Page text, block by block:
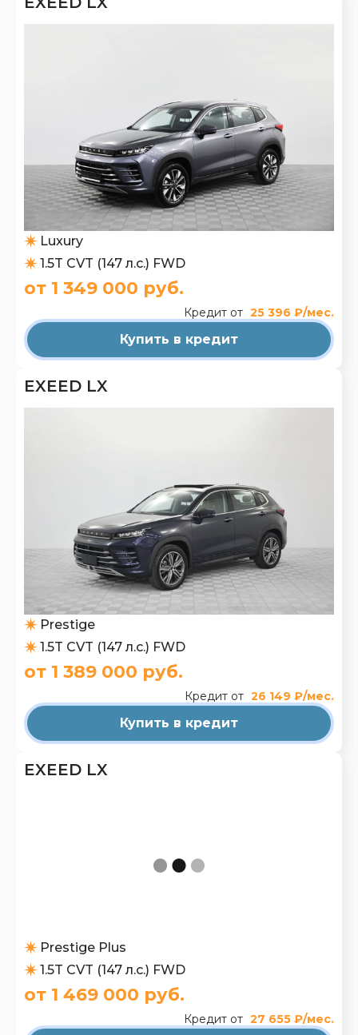
Luxury
1.5T CVT (147 л.с.) FWD
от 1 349 000 руб.
Кредит от 25 396 ₽/мес.
Купить в кредит
EXEED LX
Prestige
1.5T CVT (147 л.с.) FWD
от 1 389 000 руб.
Кредит от 26 149 ₽/мес.
Купить в кредит
EXEED LX
Prestige Plus
1.5T CVT (147 л.с.) FWD
от 1 469 000 руб.
Кредит от 27 655 ₽/мес.